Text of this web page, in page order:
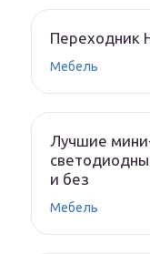
Переходник
Мебель
Лучшие
и без
Мебель